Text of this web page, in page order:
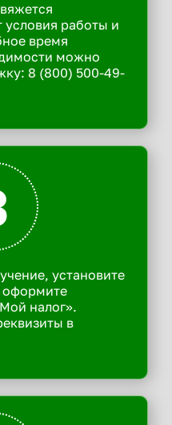
условия работы и
время
можно
8 (800) 500-49-
установите
налог».
в